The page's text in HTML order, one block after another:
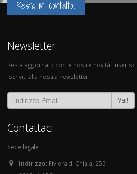
Resta in contatto!
Newsletter
Resta aggiornato con le nostre novità.
iscriviti alla nostra newsletter.
Vai!
Contattaci
Sede legale
Indirizzo: Riviera di Chiaia, 256